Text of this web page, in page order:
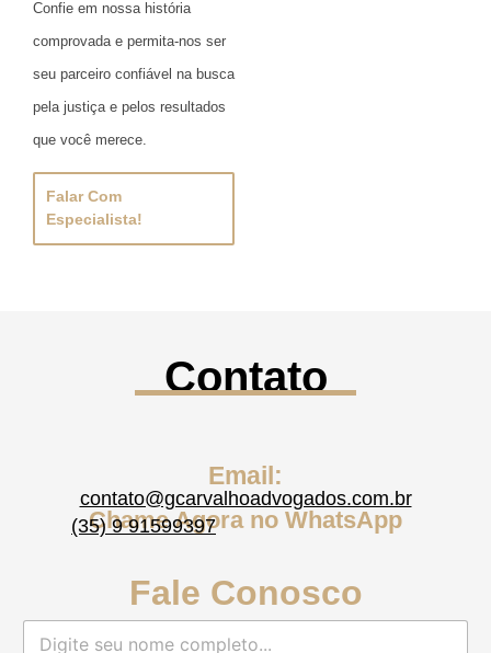
Confie em nossa história
comprovada e permita-nos ser
seu parceiro confiável na busca
pela justiça e pelos resultados
que você merece.
Falar Com
Especialista!
Contato
Email:
contato@gcarvalhoadvogados.com.br
Chame Agora no WhatsApp
(35) 9 91599397
Fale Conosco
N